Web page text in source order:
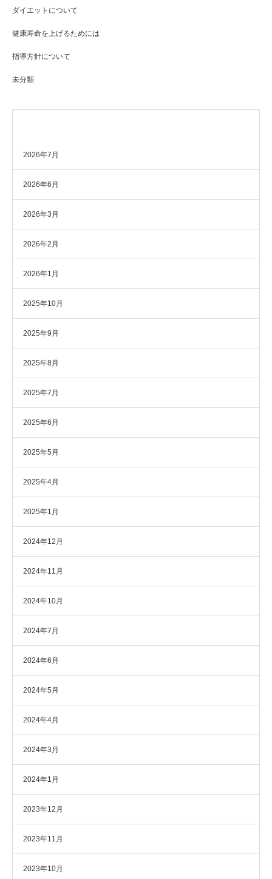
ダイエットについて
健康寿命を上げるためには
指導方針について
未分類
2026年7月
2026年6月
2026年3月
2026年2月
2026年1月
2025年10月
2025年9月
2025年8月
2025年7月
2025年6月
2025年5月
2025年4月
2025年1月
2024年12月
2024年11月
2024年10月
2024年7月
2024年6月
2024年5月
2024年4月
2024年3月
2024年1月
2023年12月
2023年11月
2023年10月